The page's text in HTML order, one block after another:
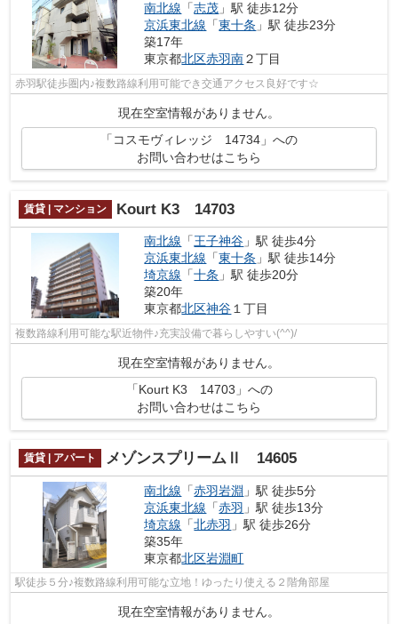
南北線 「志茂 」駅 徒歩12分
京浜東北線 「東十条 」駅 徒歩23分
築17年
東京都北区赤羽南２丁目
赤羽駅徒歩圏内♪複数路線利用可能でき交通アクセス良好です☆
現在空室情報がありません。
「コスモヴィレッジ 14734」への
お問い合わせはこちら
賃貸 | マンション Kourt K3 14703
南北線 「王子神谷 」駅 徒歩4分
京浜東北線 「東十条 」駅 徒歩14分
埼京線 「十条 」駅 徒歩20分
築20年
東京都北区神谷 １丁目
複数路線利用可能な駅近物件♪充実設備で暮らしやすい(^^)/
現在空室情報がありません。
「Kourt K3 14703」への
お問い合わせはこちら
賃貸 | アパート メゾンスプリームⅡ 14605
南北線 「赤羽岩淵 」駅 徒歩5分
京浜東北線 「赤羽 」駅 徒歩13分
埼京線 「北赤羽 」駅 徒歩26分
築35年
東京都北区岩淵町
駅徒歩５分♪複数路線利用可能な立地！ゆったり使える２階角部屋
現在空室情報がありません。